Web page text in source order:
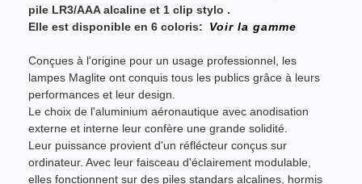
pile LR3/AAA alcaline et 1 clip stylo .
Elle est disponible en 6 coloris: Voir la gamme
Conçues à l'origine pour un usage professionnel, les
lampes Maglite ont conquis tous les publics grâce à leurs
performances et leur design.
Le choix de l'aluminium aéronautique avec anodisation
externe et interne leur confère une grande solidité.
Leur puissance provient d'un réflécteur conçus sur
ordinateur. Avec leur faisceau d'éclairement modulable,
elles fonctionnent sur des piles standars alcalines, hormis